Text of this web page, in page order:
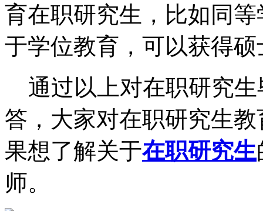
育在职研究生，比如同
于学位教育，可以获得
通过以上对在职研究生
答，大家对在职研究生
果想了解关于在职研究生
师。